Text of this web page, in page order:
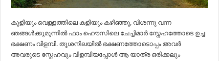
കുളിയും വെള്ളത്തിലെ കളിയും കഴിഞ്ഞു, വിശന്നു വന്ന
ഞങ്ങൾക്കുമുന്നിൽ ഫാം ഹൌസിലെ ചേച്ചിമാർ സ്നേഹത്തോടെ ഉച്ച
ഭക്ഷണം വിളമ്പി. തൂശനിലയിൽ ഭക്ഷണത്തോടൊപ്പം അവർ
അവരുടെ സ്നേഹവും വിളമ്പിയപ്പോൾ ആ യാത്ര ഒരിക്കലും